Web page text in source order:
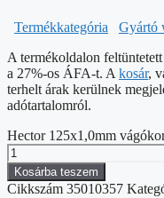
Termékkategória
Gyártó
A termékoldalon
a 27%-os ÁFA-t. A kosár,
terhelt árak kerülnek
adótartalomról.
Hector 125x1,0mm
Kosárba teszem
Cikkszám 35010357